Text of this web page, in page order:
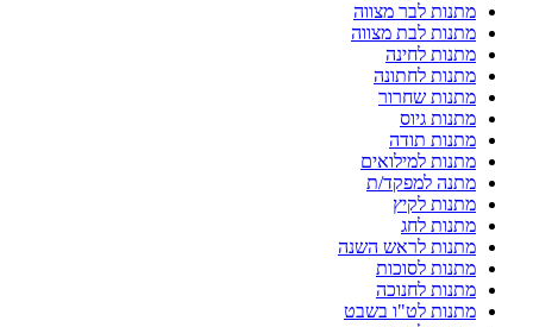
מתנות לבר מצווה
מתנות לבת מצווה
מתנות לחינה
מתנות לחתונה
מתנות שחרור
מתנות גיוס
מתנות תודה
מתנות למילואים
מתנה למפקד/ת
מתנות לקיץ
מתנות לחג
מתנות לראש השנה
מתנות לסוכות
מתנות לחנוכה
מתנות לט"ו בשבט